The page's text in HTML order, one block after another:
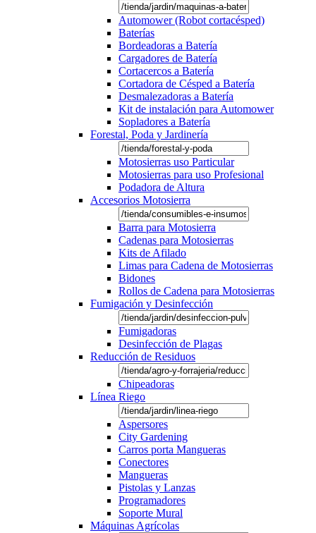
Automower (Robot cortacésped)
Baterías
Bordeadoras a Batería
Cargadores de Batería
Cortacercos a Batería
Cortadora de Césped a Batería
Desmalezadoras a Batería
Kit de instalación para Automower
Sopladores a Batería
Forestal, Poda y Jardinería
Motosierras uso Particular
Motosierras para uso Profesional
Podadora de Altura
Accesorios Motosierra
Barra para Motosierra
Cadenas para Motosierras
Kits de Afilado
Limas para Cadena de Motosierras
Bidones
Rollos de Cadena para Motosierras
Fumigación y Desinfección
Fumigadoras
Desinfección de Plagas
Reducción de Residuos
Chipeadoras
Línea Riego
Aspersores
City Gardening
Carros porta Mangueras
Conectores
Mangueras
Pistolas y Lanzas
Programadores
Soporte Mural
Máquinas Agrícolas